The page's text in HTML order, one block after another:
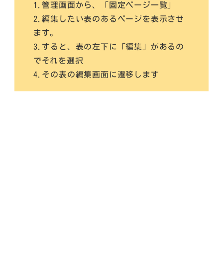
1.管理画面から、「固定ページ一覧」
2.編集したい表のあるページを表示させ
ます。
3.すると、表の左下に「編集」があるの
でそれを選択
4.その表の編集画面に遷移します